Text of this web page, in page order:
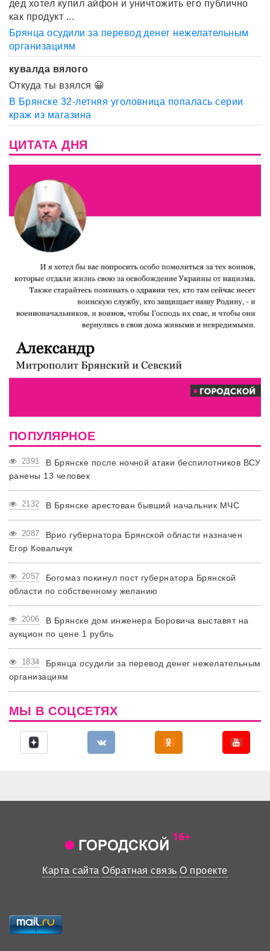
дед хотел купил айфон и уничтожить его публично
как продукт ...
Брянца осудили за перевод денег нежелательным
организациям
кувалда вялого
Откуда ты взялся 😀
В Брянске 32-летняя уголовница попалась серии
краж из магазина
ЦИТАТА ДНЯ
ПОПУЛЯРНОЕ
2391
В Брянске после ночной атаки беспилотников ВСУ
ранены 13 человек
2132 В Брянске арестован бывший начальник МЧС
2087
Врио губернатора Брянской области назначен
Егор Ковальчук
2057
Богомаз покинул пост губернатора Брянской
области по собственному желанию
2006
В Брянске дом инженера Боровича выставят на
аукцион по цене 1 рубль
1834
Брянца осудили за перевод денег нежелательным
организациям
МЫ В СОЦСЕТЯХ
Карта сайта Обратная связь О проекте